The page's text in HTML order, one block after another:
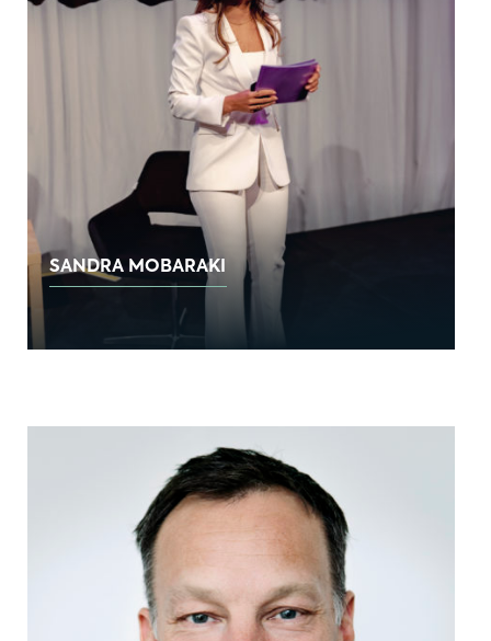
SANDRA MOBARAKI